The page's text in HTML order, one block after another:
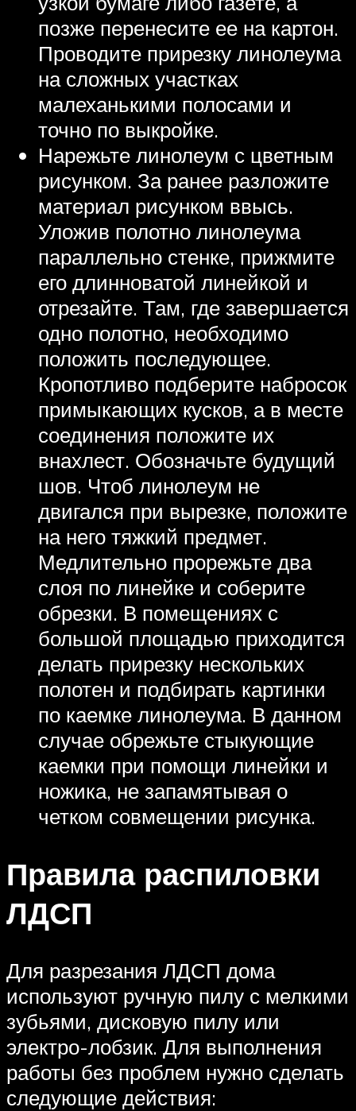
позже перенесите ее на картон.
Проводите прирезку линолеума
на сложных участках
малеханькими полосами и
точно по выкройке.
Нарежьте линолеум с цветным
рисунком. За ранее разложите
материал рисунком ввысь.
Уложив полотно линолеума
параллельно стенке, прижмите
его длинноватой линейкой и
отрезайте. Там, где завершается
одно полотно, необходимо
положить последующее.
Кропотливо подберите набросок
примыкающих кусков, а в месте
соединения положите их
внахлест. Обозначьте будущий
шов. Чтоб линолеум не
двигался при вырезке, положите
на него тяжкий предмет.
Медлительно прорежьте два
слоя по линейке и соберите
обрезки. В помещениях с
большой площадью приходится
делать прирезку нескольких
полотен и подбирать картинки
по каемке линолеума. В данном
случае обрежьте стыкующие
каемки при помощи линейки и
ножика, не запамятывая о
четком совмещении рисунка.
Правила распиловки
ЛДСП
Для разрезания ЛДСП дома
используют ручную пилу с мелкими
зубьями, дисковую пилу или
электро-лобзик. Для выполнения
работы без проблем нужно сделать
следующие действия: